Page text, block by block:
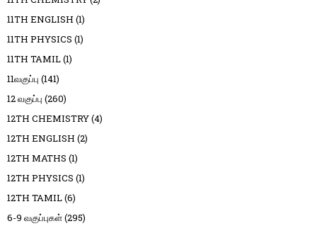
11TH ENGLISH (1)
11TH PHYSICS (1)
11TH TAMIL(1)
11வகுப்பு (141)
12 வகுப்பு (260)
12TH CHEMISTRY(4)
12TH ENGLISH (2)
12TH MATHS (1)
12TH PHYSICS (1)
12TH TAMIL(6)
6-9 வகுப்புகள்(295)